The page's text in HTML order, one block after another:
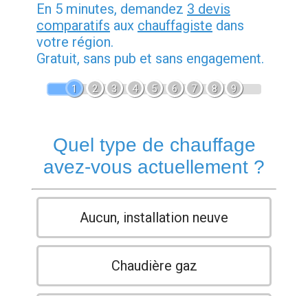
En 5 minutes, demandez 3 devis
comparatifs aux chauffagiste dans
votre région.
Gratuit, sans pub et sans engagement.
1 2 3 4 5 6 7 8 9
Quel type de chauffage
avez-vous actuellement ?
Aucun, installation neuve
Chaudière gaz